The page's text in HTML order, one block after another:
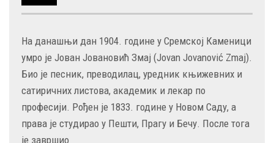
На данашњи дан 1904. године у Сремској Каменици
умро је Јован Јовановић Змај (Jovan Jovanović Zmaj).
Био је песник, преводилац, уредник књижевних и
сатиричних листова, академик и лекар по
професији. Рођен је 1833. године у Новом Саду, а
права је студирао у Пешти, Прагу и Бечу. После тога
је завршио